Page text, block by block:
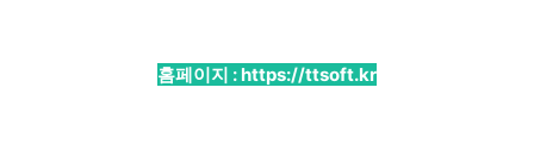
홈페이지 :https://ttsoft.kr